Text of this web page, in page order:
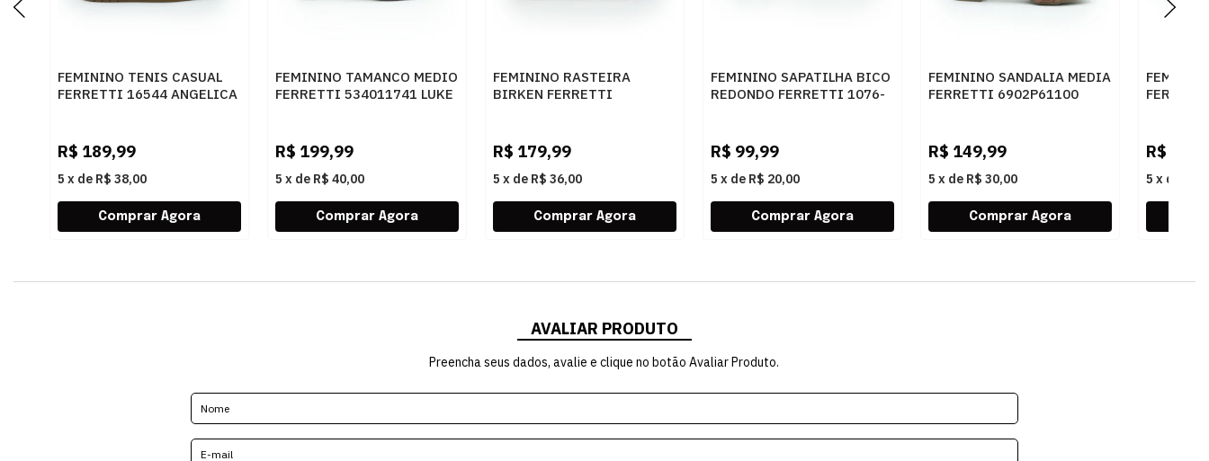
FEMININO TENIS CASUAL
FERRETTI 16544 ANGELICA
R$ 189,99
5 x de R$ 38,00
FEMININO TAMANCO MEDIO
FERRETTI 534011741 LUKE
R$ 199,99
5 x de R$ 40,00
FEMININO RASTEIRA
BIRKEN FERRETTI
R$ 179,99
5 x de R$ 36,00
FEMININO SAPATILHA BICO
REDONDO FERRETTI 1076-
R$ 99,99
5 x de R$ 20,00
FEMININO SANDALIA MEDIA
FERRETTI 6902P61100
R$ 149,99
5 x de R$ 30,00
R$
5 x de
AVALIAR PRODUTO
Preencha seus dados, avalie e clique no botão Avaliar Produto.